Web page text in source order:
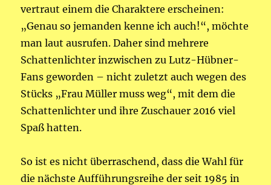
vertraut einem die Charaktere erscheinen:
„Genau so jemanden kenne ich auch!“, möchte
man laut ausrufen. Daher sind mehrere
Schattenlichter inzwischen zu Lutz-Hübner-
Fans geworden – nicht zuletzt auch wegen des
Stücks „Frau Müller muss weg“, mit dem die
Schattenlichter und ihre Zuschauer 2016 viel
Spaß hatten.
So ist es nicht überraschend, dass die Wahl für
die nächste Aufführungsreihe der seit 1985 in